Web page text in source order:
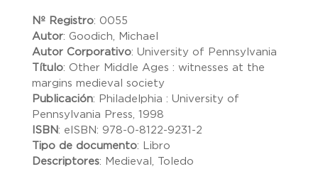
Nº Registro: 0055
Autor: Goodich, Michael
Autor Corporativo: University of Pennsylvania
Título: Other Middle Ages : witnesses at the
margins medieval society
Publicación: Philadelphia : University of
Pennsylvania Press, 1998
ISBN: eISBN: 978-0-8122-9231-2
Tipo de documento: Libro
Descriptores: Medieval, Toledo